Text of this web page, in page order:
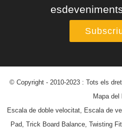
© Copyright - 2010-2023 : Tots els
Mapa del
Escala de doble velocitat, Escala de
Pad Trick Board Balance Twisting